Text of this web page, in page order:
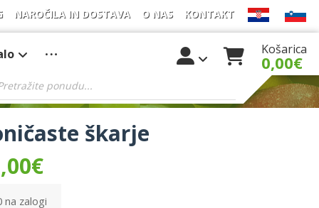
NAROČILA IN DOSTAVA O NAS KONTAKT
Košarica
0,00€
škarje
€
na zalogi